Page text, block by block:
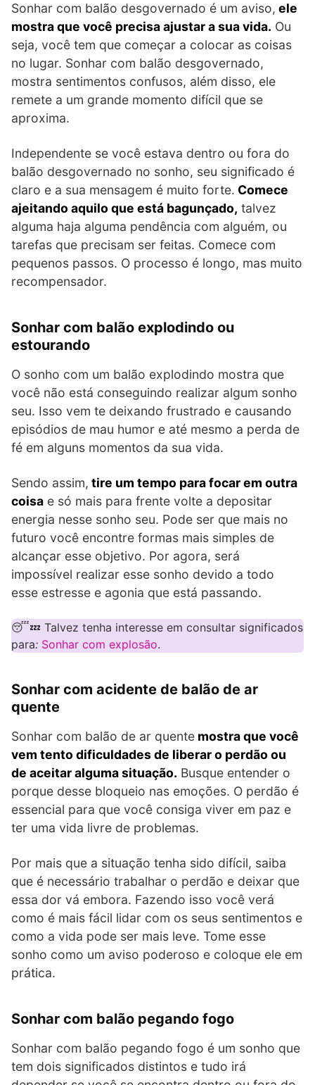
Sonhar com balão desgovernado é um aviso, ele
mostra que você precisa ajustar a sua vida. Ou
seja, você tem que começar a colocar as coisas
no lugar. Sonhar com balão desgovernado,
mostra sentimentos confusos, além disso, ele
remete a um grande momento difícil que se
aproxima.
Independente se você estava dentro ou fora do
balão desgovernado no sonho, seu significado é
claro e a sua mensagem é muito forte. Comece
ajeitando aquilo que está bagunçado, talvez
alguma haja alguma pendência com alguém, ou
tarefas que precisam ser feitas. Comece com
pequenos passos. O processo é longo, mas muito
recompensador.
Sonhar com balão explodindo ou
estourando
O sonho com um balão explodindo mostra que
você não está conseguindo realizar algum sonho
seu. Isso vem te deixando frustrado e causando
episódios de mau humor e até mesmo a perda de
fé em alguns momentos da sua vida.
Sendo assim, tire um tempo para focar em outra
coisa e só mais para frente volte a depositar
energia nesse sonho seu. Pode ser que mais no
futuro você encontre formas mais simples de
alcançar esse objetivo. Por agora, será
impossível realizar esse sonho devido a todo
esse estresse e agonia que está passando.
😴💤 Talvez tenha interesse em consultar significados
para: Sonhar com explosão.
Sonhar com acidente de balão de ar
quente
Sonhar com balão de ar quente mostra que você
vem tento dificuldades de liberar o perdão ou
de aceitar alguma situação. Busque entender o
porque desse bloqueio nas emoções. O perdão é
essencial para que você consiga viver em paz e
ter uma vida livre de problemas.
Por mais que a situação tenha sido difícil, saiba
que é necessário trabalhar o perdão e deixar que
essa dor vá embora. Fazendo isso você verá
como é mais fácil lidar com os seus sentimentos e
como a vida pode ser mais leve. Tome esse
sonho como um aviso poderoso e coloque ele em
prática.
Sonhar com balão pegando fogo
Sonhar com balão pegando fogo é um sonho que
tem dois significados distintos e tudo irá